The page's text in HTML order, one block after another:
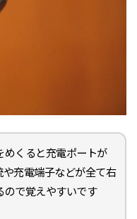
めくると充電ポートが
充電端子などが全て右
で覚えやすいです